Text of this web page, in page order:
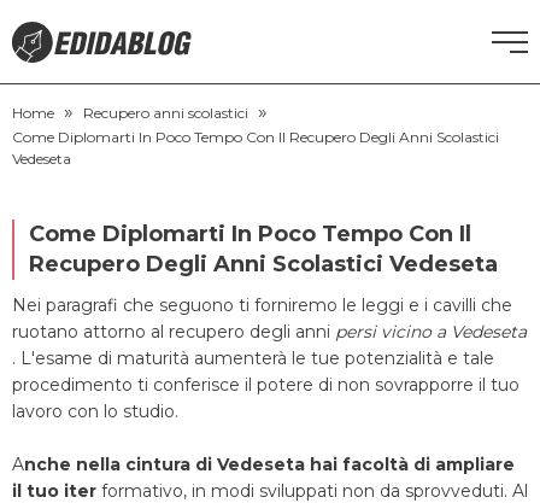
CORSI DI INGLESE
SCUOLE PRIVATE
SCUOLE SERALI
NEWS
Home » Recupero anni scolastici »
Come Diplomarti In Poco Tempo Con Il Recupero Degli Anni Scolastici
Vedeseta
Come Diplomarti In Poco Tempo Con Il
Recupero Degli Anni Scolastici Vedeseta
Nei paragrafi che seguono ti forniremo le leggi e i cavilli che
ruotano attorno al recupero degli anni persi vicino a Vedeseta
. L'esame di maturità aumenterà le tue potenzialità e tale
procedimento ti conferisce il potere di non sovrapporre il tuo
lavoro con lo studio.
Anche nella cintura di Vedeseta hai facoltà di ampliare
il tuo iter formativo, in modi sviluppati non da sprovveduti. Al